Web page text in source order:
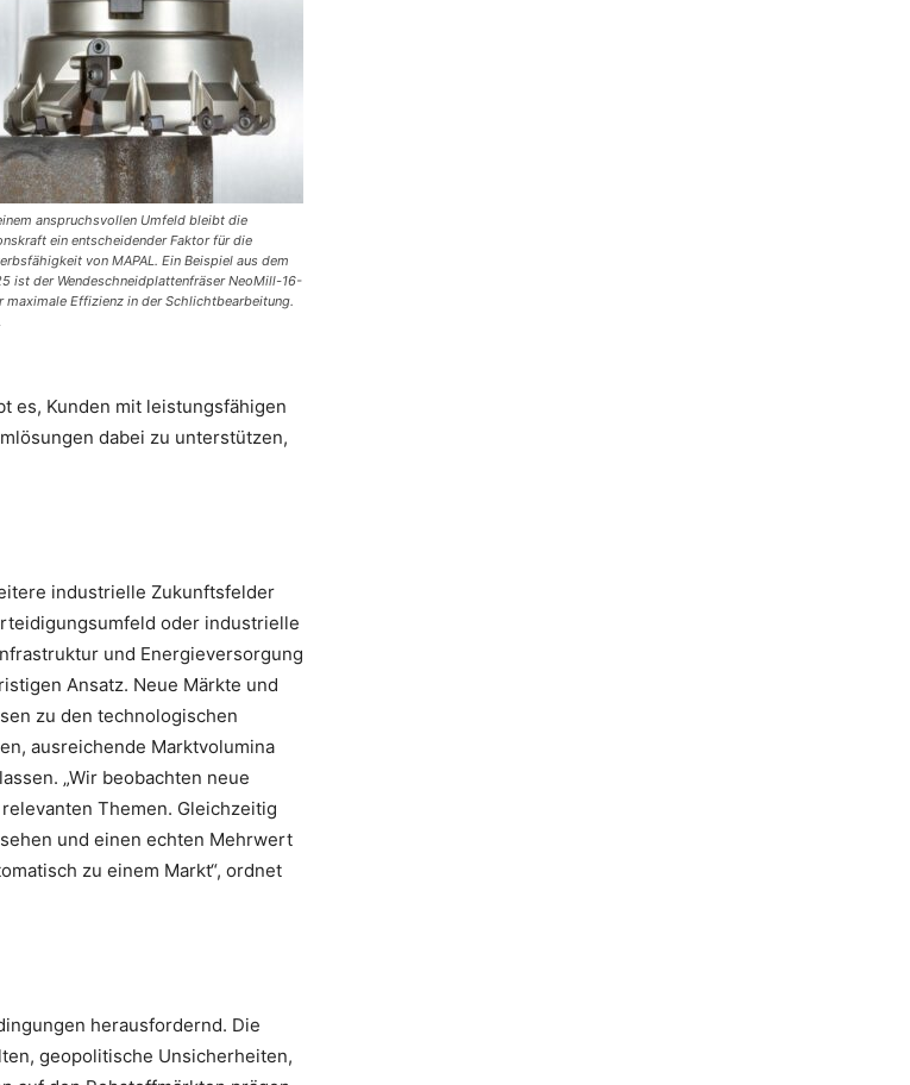
anspruchsvollen Umfeld bleibt die
ein entscheidender Faktor für die
von MAPAL. Ein Beispiel aus dem
ist der Wendeschneidplattenfräser NeoMill-16-
maximale Effizienz in der Schlichtbearbeitung.
es, Kunden mit leistungsfähigen
dabei zu unterstützen,
industrielle Zukunftsfelder
oder industrielle
und Energieversorgung
Ansatz. Neue Märkte und
zu den technologischen
ausreichende Marktvolumina
„Wir beobachten neue
Themen. Gleichzeitig
und einen echten Mehrwert
zu einem Markt“, ordnet
herausfordernd. Die
geopolitische Unsicherheiten,